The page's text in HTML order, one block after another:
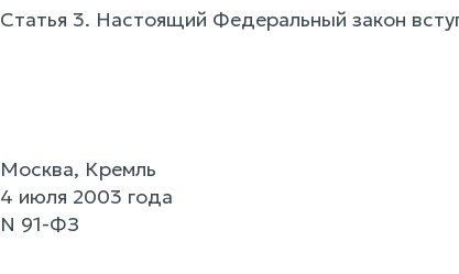
Статья 3. Настоящий Федеральный закон
Москва, Кремль
4 июля 2003 года
N 91-ФЗ